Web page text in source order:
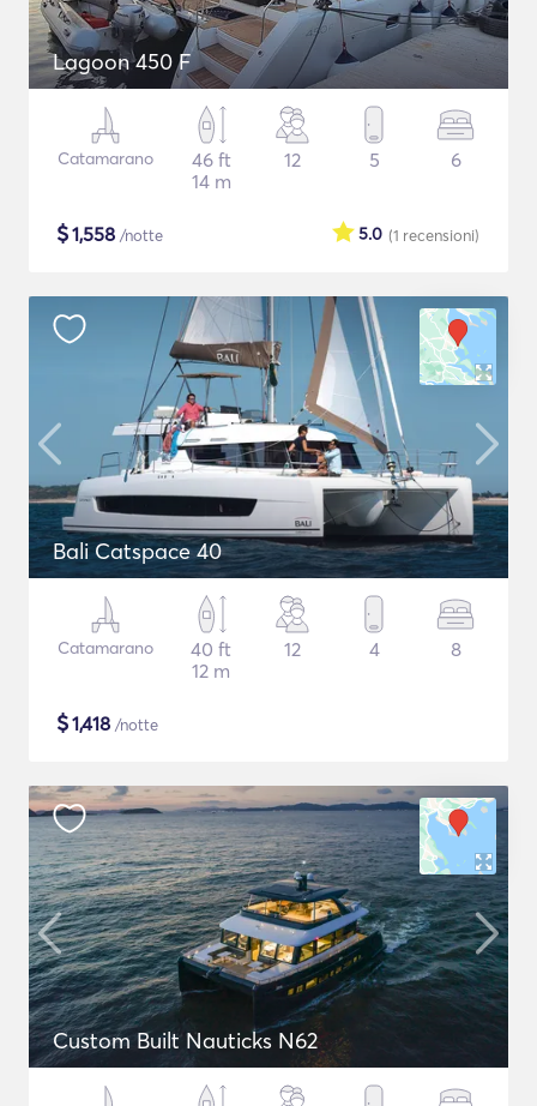
Lagoon 450 F
Catamarano
46 ft
14 m
12 5 6
$1,558 /notte (1 recensioni)
5.0
Bali Catspace 40
Catamarano
40 ft
12 m
12 4 8
$1,418 /notte
Custom Built Nauticks N62